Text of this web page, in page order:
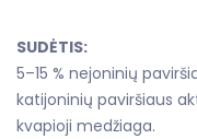
SUDĖTIS:
5–15 % nejoninių
katijoninių paviršiaus
kvapioji medžiaga.